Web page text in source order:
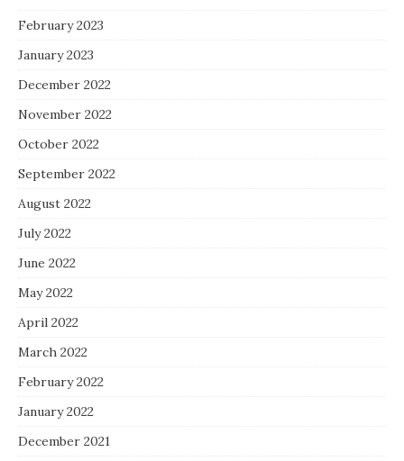
February 2023
January 2023
December 2022
November 2022
October 2022
September 2022
August 2022
July 2022
June 2022
May 2022
April 2022
March 2022
February 2022
January 2022
December 2021